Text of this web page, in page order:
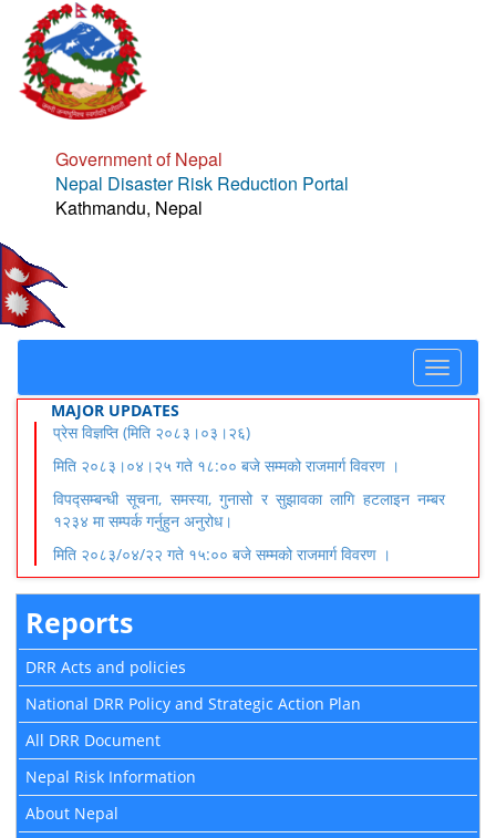
Government of Nepal
Nepal Disaster Risk Reduction Portal
Kathmandu, Nepal
Toggle
MAJOR UPDATES
प्रेस विज्ञप्ति (मिति २०८३।०३।२६)
मिति २०८३।०४।२५ गते १८:०० बजे सम्मको राजमार्ग विवरण ।
विपद्सम्बन्धी सूचना, समस्या, गुनासो र सुझावका लागि हटलाइन नम्बर
१२३४ मा सम्पर्क गर्नुहुन अनुरोध।
मिति २०८३/०४/२२ गते १५:०० बजे सम्मको राजमार्ग विवरण ।
Reports
DRR Acts and policies
National DRR Policy and Strategic Action Plan
All DRR Document
Nepal Risk Information
About Nepal